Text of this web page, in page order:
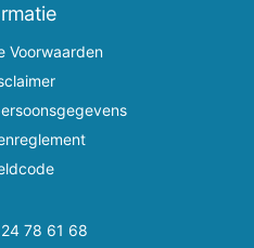
Voorwaarden
78 61 68